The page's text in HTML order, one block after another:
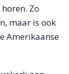
Zo
maar is ook
Amerikaanse